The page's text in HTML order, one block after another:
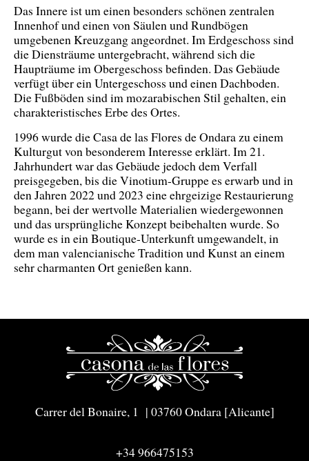
Das Innere ist um einen besonders schönen zentralen
Innenhof und einen von Säulen und Rundbögen
umgebenen Kreuzgang angeordnet. Im Erdgeschoss sind
die Diensträume untergebracht, während sich die
Haupträume im Obergeschoss befinden. Das Gebäude
verfügt über ein Untergeschoss und einen Dachboden.
Die Fußböden sind im mozarabischen Stil gehalten, ein
charakteristisches Erbe des Ortes.
1996 wurde die Casa de las Flores de Ondara zu einem
Kulturgut von besonderem Interesse erklärt. Im 21.
Jahrhundert war das Gebäude jedoch dem Verfall
preisgegeben, bis die Vinotium-Gruppe es erwarb und in
den Jahren 2022 und 2023 eine ehrgeizige Restaurierung
begann, bei der wertvolle Materialien wiedergewonnen
und das ursprüngliche Konzept beibehalten wurde. So
wurde es in ein Boutique-Unterkunft umgewandelt, in
dem man valencianische Tradition und Kunst an einem
sehr charmanten Ort genießen kann.
Carrer del Bonaire, 1 | 03760 Ondara [Alicante]
+34 966475153